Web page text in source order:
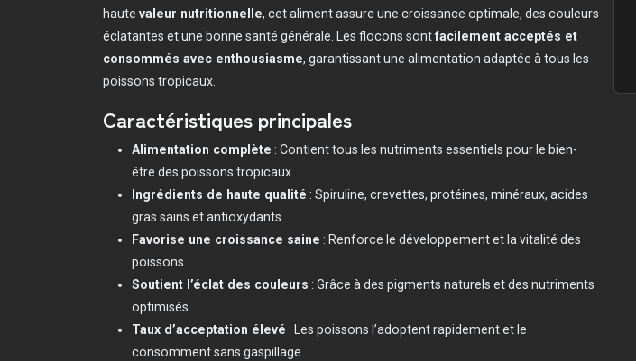
haute valeur nutritionnelle, cet aliment assure une croissance optimale, des couleurs
éclatantes et une bonne santé générale. Les flocons sontfacilement acceptés et
consommés avec enthousiasme, garantissant une alimentation adaptée à tous les
poissons tropicaux.
Caractéristiques principales
Alimentation complète : Contient tous les nutriments essentiels pour le bien-
être des poissons tropicaux.
Ingrédients de haute qualité : Spiruline, crevettes, protéines, minéraux, acides
gras sains et antioxydants.
Favorise une croissance saine : Renforce le développement et la vitalité des
poissons.
Soutient l’éclat des couleurs : Grâce à des pigments naturels et des nutriments
optimisés.
Taux d’acceptation élevé : Les poissons l’adoptent rapidement et le
consomment sans gaspillage.